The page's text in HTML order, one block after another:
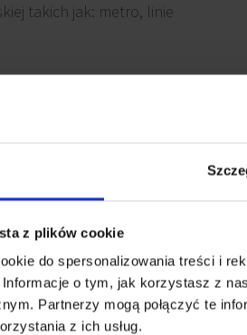
z plików cookie
do spersonalizowania treści i
o tym, jak korzystasz z
Partnerzy mogą połączyć te
z ich usług.
takich jak: metro, linie
Ścianki działowe
Recepcja